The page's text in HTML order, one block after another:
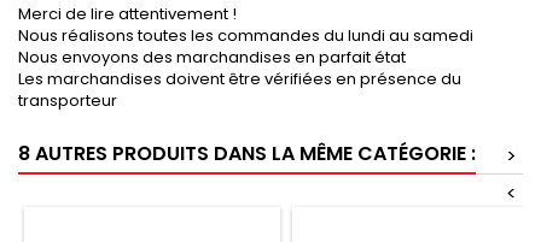
Merci de lire attentivement !
Nous réalisons toutes les commandes du lundi au samedi
Nous envoyons des marchandises en parfait état
Les marchandises doivent être vérifiées en présence du
transporteur
8 AUTRES PRODUITS DANS LA MÊME CATÉGORIE :
>
<